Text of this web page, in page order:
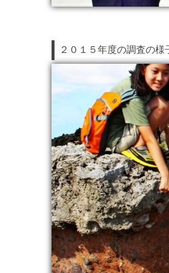
２０１５年度の調査の様